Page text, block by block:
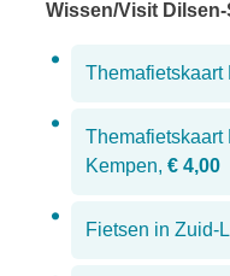
Wissen/Visit
Themafietskaart
Kempen, € 4,00
Fietsen in Zuid-